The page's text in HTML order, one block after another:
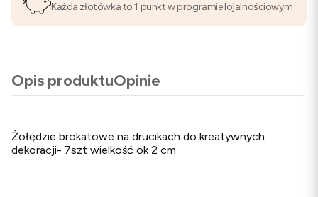
Każda złotówka to 1 punkt w programie lojalnościowym
Opis produktuOpinie
Żołędzie brokatowe na drucikach do kreatywnych
dekoracji- 7szt wielkość ok 2 cm